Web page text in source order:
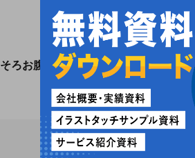
ろお腹も減ってきたのではないで